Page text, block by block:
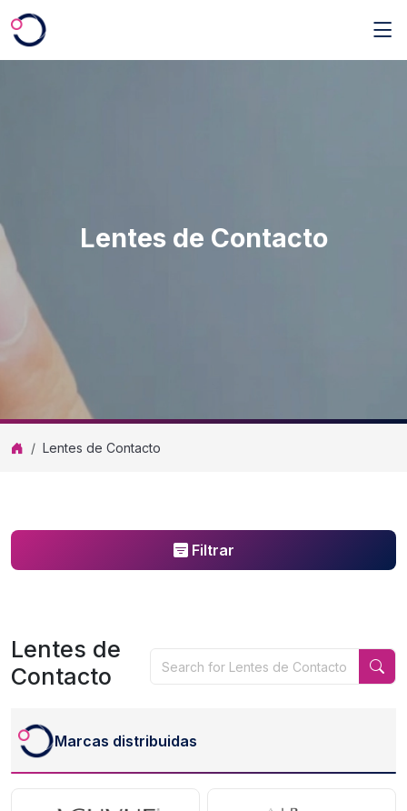
Saltar al contenido principal
Lentes de Contacto
Lentes de Contacto
Filtrar
Lentes de
Contacto
Marcas distribuidas